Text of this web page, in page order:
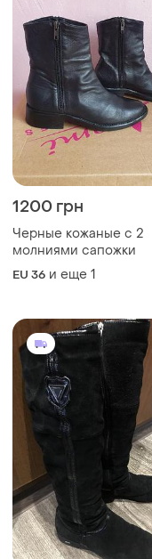
1200 грн
Черные кожаные с 2
молниями сапожки
EU 36 и еще 1